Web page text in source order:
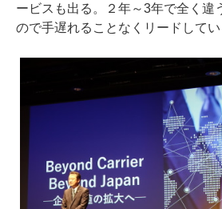
ービスも出る。２年～3年で全く違
ので手遅れることなくリードしてい